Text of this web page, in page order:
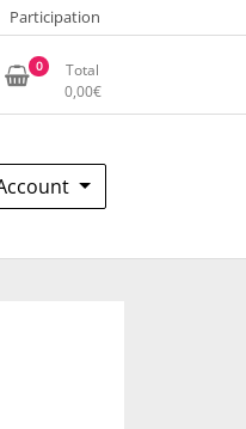
Participation
0
Total
0,00€